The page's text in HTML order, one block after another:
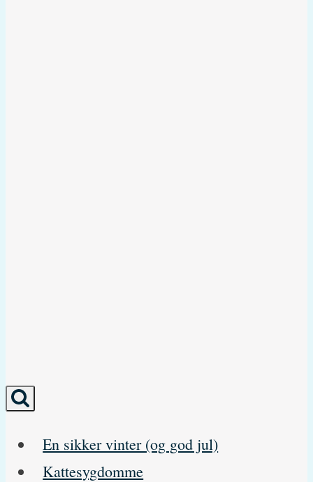
En sikker vinter (og god jul)
Kattesygdomme